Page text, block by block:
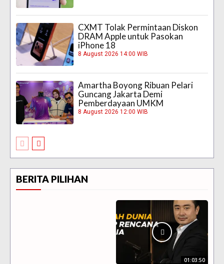
CXMT Tolak Permintaan Diskon
DRAM Apple untuk Pasokan
iPhone 18
8 August 2026 14:00 WIB
Amartha Boyong Ribuan Pelari
Guncang Jakarta Demi
Pemberdayaan UMKM
8 August 2026 12:00 WIB
BERITA PILIHAN
01:03:50